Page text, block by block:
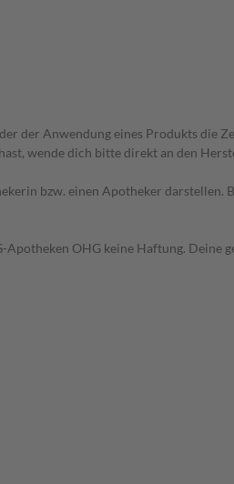
der Anwendung eines Produkts die
wende dich bitte direkt an den
bzw. einen Apotheker darstellen.
OHG keine Haftung. Deine